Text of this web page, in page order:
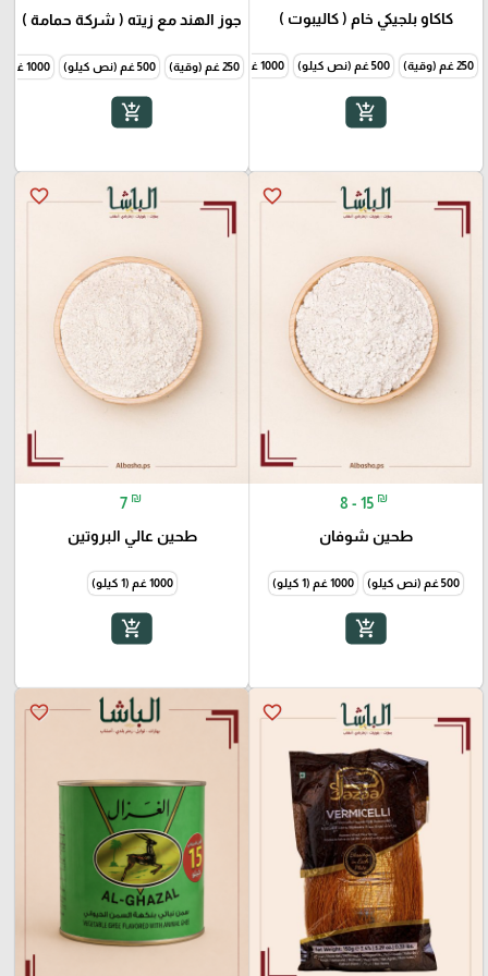
كاكاو بلجيكي خام ( كاليبوت )
250 غم (وقية) 500 غم (نص كيلو) 1000 غم (1 كيلو)
add_shopping_cart
جوز الهند مع زيته ( شركة حمامة )
250 غم (وقية) 500 غم (نص كيلو) 1000 غم (1 كيلو)
add_shopping_cart
favorite_border
8 - 15 ₪
طحين شوفان
500 غم (نص كيلو) 1000 غم (1 كيلو)
add_shopping_cart
favorite_border
7 ₪
طحين عالي البروتين
1000 غم (1 كيلو)
add_shopping_cart
favorite_border
favorite_border